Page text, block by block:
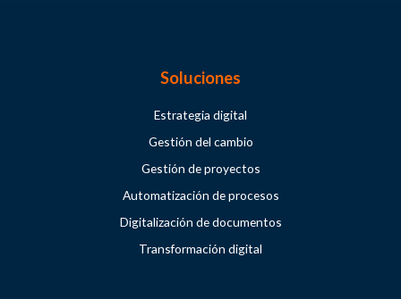
Soluciones
Estrategia digital
Gestión del cambio
Gestión de proyectos
Automatización de procesos
Digitalización de documentos
Transformación digital